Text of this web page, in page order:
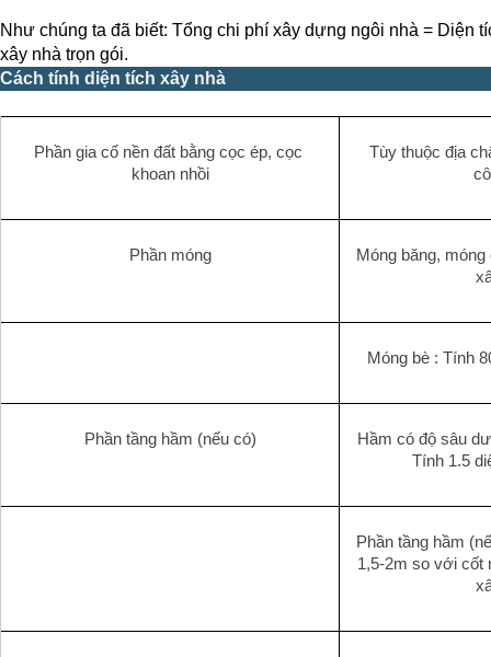
Như chúng ta đã biết: Tổng chi phí xây dựng ngôi nhà = Diện
xây nhà trọn gói.
Cách tính diện tích xây nhà
Phần gia cố nền đất bằng cọc ép, cọc
khoan nhồi
Tùy thuộc địa
Phần móng
Móng băng,
Móng bè : Tính
Phần tầng hầm (nếu có)
Hầm có độ sâu
Tính 1.5
Phần tầng hầm
1,5-2m so với cốt